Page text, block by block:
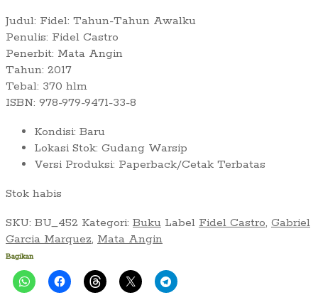
Judul: Fidel: Tahun-Tahun Awalku
Penulis: Fidel Castro
Penerbit: Mata Angin
Tahun: 2017
Tebal: 370 hlm
ISBN: 978-979-9471-33-8
Kondisi: Baru
Lokasi Stok: Gudang Warsip
Versi Produksi: Paperback/Cetak Terbatas
Stok habis
SKU: BU_452 Kategori: Buku Label Fidel Castro, Gabriel
Garcia Marquez, Mata Angin
Bagikan